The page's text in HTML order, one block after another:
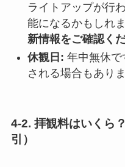
ライトアップが行
能になるかもしれま
新情報をご確認くだ
休観日: 年中無休で
される場合もありま
4-2. 拝観料はいくら
引）